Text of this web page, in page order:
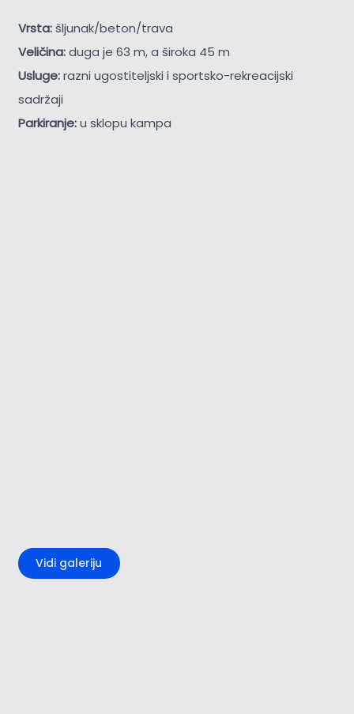
Vrsta:šljunak/beton/trava
Veličina:duga je 63 m, a široka 45 m
Usluge:razni ugostiteljski i sportsko-rekreacijski
sadržaji
Parkiranje:u sklopu kampa
Vidi galeriju